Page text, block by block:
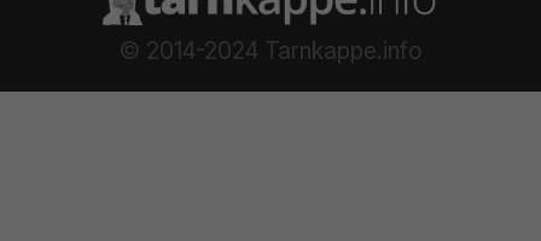
© 2014-2024 Tarnkappe.info